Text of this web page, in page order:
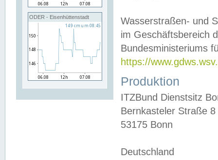
ODER - Eisenhüttenstadt
Wasserstraßen- und
im Geschäftsbereich
Bundesministeriums
https://
Produktion
ITZBund Dienstsitz
Bernkasteler Straße 8
53175 Bonn
Deutschland